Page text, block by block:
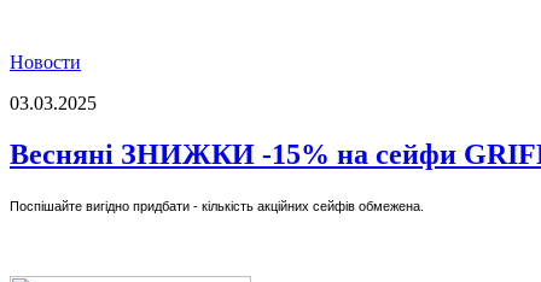
Новости
03.03.2025
Весняні ЗНИЖКИ -15% на сейфи
Поспішайте вигідно придбати - кількість акційних сейфів обмежена.